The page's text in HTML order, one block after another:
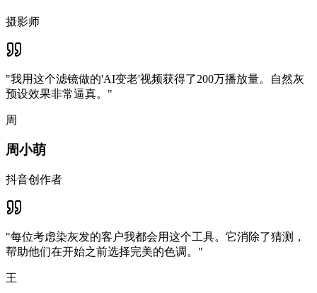
摄影师
"我用这个滤镜做的'AI变老'视频获得了200万播放量。自然灰
预设效果非常逼真。 "
周
周小萌
抖音创作者
"每位考虑染灰发的客户我都会用这个工具。它消除了猜测，
帮助他们在开始之前选择完美的色调。 "
王